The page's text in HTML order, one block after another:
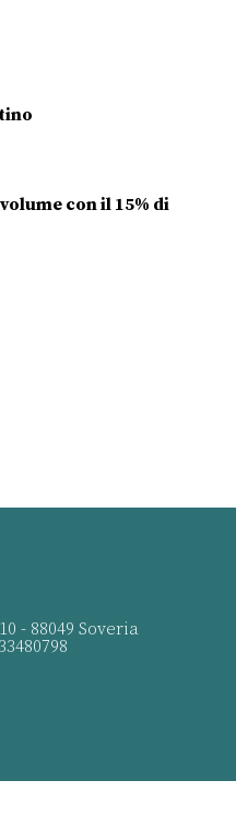
con il 15% di
- 88049 Soveria